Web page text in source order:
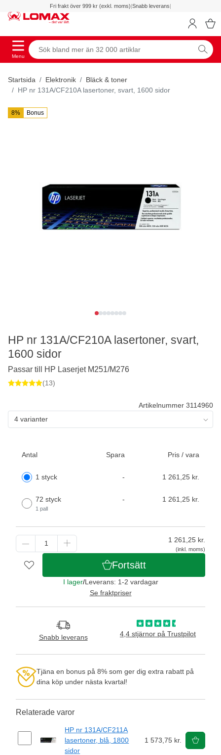
Fri frakt över 999 kr (exkl. moms)|Snabb leverans|
Menu
Startsida Elektronik
Bläck & toner
HP nr 131A/CF210A lasertoner, svart, 1600 sidor
8% Bonus
Artikelnummer 3114960
4 varianter
Antal Spara Pris / vara
1 styck - 1 261,25 kr.
72 styck
1 pall
- 1 261,25 kr.
1 261,25 kr.
(inkl. moms)
Fortsätt
I lager/Leverans: 1-2 vardagar
Se fraktpriser
Snabb leverans 4,4 stjärnor på Trustpilot
Tjäna en bonus på 8% som ger dig extra rabatt på
dina köp under nästa kvartal!
Relaterade varor
HP nr 131A/CF211A
lasertoner, blå, 1800
sidor
1 573,75 kr.
HP nr 131A/CF210A lasertoner, svart,
1600 sidor
Passar till HP Laserjet M251/M276
(13)